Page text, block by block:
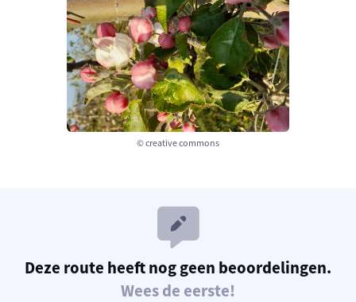
© creative commons
Deze route heeft nog geen beoordelingen.
Wees de eerste!